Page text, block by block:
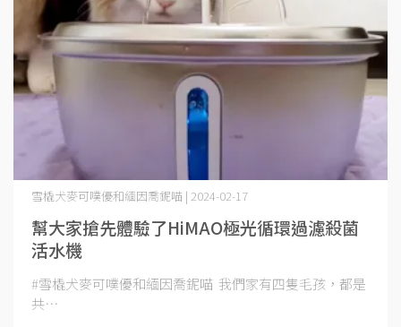
幫大家搶先體驗了HiMAO極光循環過濾殺菌
活水機
雪橇犬麥可噗優和緬因喬鈮喵 | 2024-02-17
#雪橇犬麥可噗優和緬因喬鈮喵 我們家有四隻毛孩，都是
共⋯